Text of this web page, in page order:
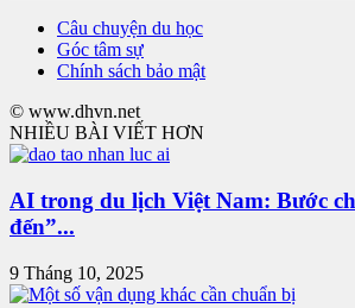
Câu chuyện du học
Góc tâm sự
Chính sách bảo mật
© www.dhvn.net
NHIỀU BÀI VIẾT HƠN
AI trong du lịch Việt Nam: Bước
đến”...
9 Tháng 10, 2025